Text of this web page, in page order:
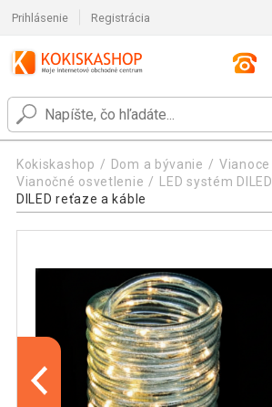
Prihlásenie Registrácia
Kokiskashop Dom a bývanie
Vianoce
Vianočné osvetlenie
LED systém DILED
DILED reťaze a káble